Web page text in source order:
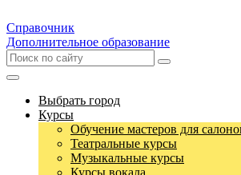
Справочник
Дополнительное образование
Выбрать город
Курсы
Обучение мастеров для
Театральные курсы
Музыкальные курсы
Курсы вокала